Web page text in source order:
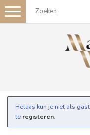
Toggle
navigation
Helaas kun je niet als
te registeren.